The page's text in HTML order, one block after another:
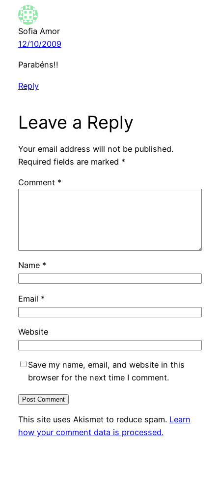
Sofia Amor
12/10/2009
Parabéns!!
Reply
Leave a Reply
Your email address will not be published.
Required fields are marked *
Comment *
Name *
Email *
Website
Save my name, email, and website in this
browser for the next time I comment.
This site uses Akismet to reduce spam. Learn
how your comment data is processed.